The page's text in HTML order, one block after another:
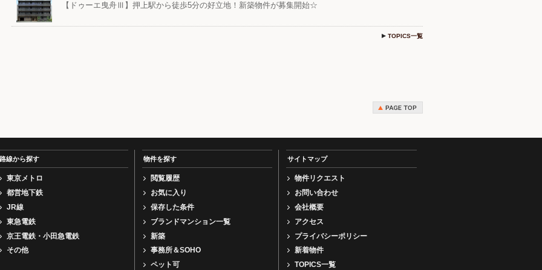
【ドゥーエ曳舟Ⅲ】押上駅から徒歩5分の好立地！新築物件が募集開始☆
TOPICS一覧
路線から探す
東京メトロ
都営地下鉄
JR線
東急電鉄
京王電鉄・小田急電鉄
その他
物件を探す
閲覧履歴
お気に入り
保存した条件
ブランドマンション一覧
新築
事務所＆SOHO
ペット可
サイトマップ
物件リクエスト
お問い合わせ
会社概要
アクセス
プライバシーポリシー
新着物件
TOPICS一覧